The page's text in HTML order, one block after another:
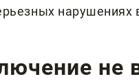
нарушениях
не